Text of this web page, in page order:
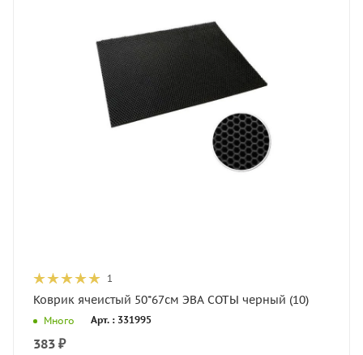
1
Коврик ячеистый 50*67см ЭВА СОТЫ черный (10)
Много Арт. : 331995
383 ₽